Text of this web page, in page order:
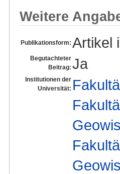
Weitere
Publikationsform: Artikel
Begutachteter
Beitrag: Ja
Institutionen der
Universität: